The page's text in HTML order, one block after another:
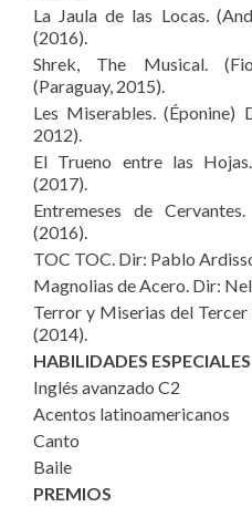
La Jaula de las Locas.
(2016).
Shrek, The Musical.
(Paraguay, 2015).
Les Miserables. (Éponine)
2012).
El Trueno entre las
(2017).
Entremeses de
(2016).
TOC TOC. Dir: Pablo
Magnolias de Acero. Dir:
Terror y Miserias del
(2014).
HABILIDADES ESPECIALES
Inglés avanzado C2
Acentos latinoamericanos
Canto
Baile
PREMIOS